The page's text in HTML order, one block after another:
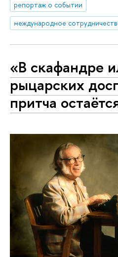
репортаж о событии
международное
«В скафандре
рыцарских
притча